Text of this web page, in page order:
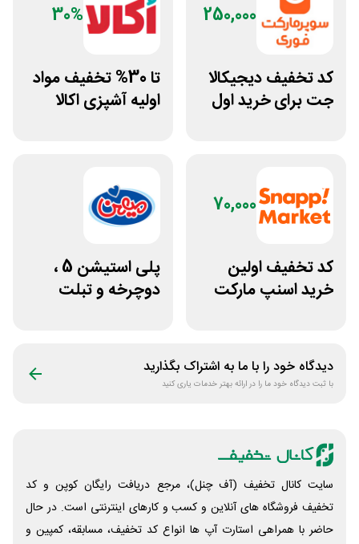
250,000
کد تخفیف دیجیکالا
جت برای خرید اول
30%
تا 30% تخفیف مواد
اولیه آشپزی اکالا
70,000
کد تخفیف اولین
خرید اسنپ مارکت
پلی استیشن 5 ،
دوچرخه و تبلت
دیدگاه خود را با ما به اشتراک بگذارید
با ثبت دیدگاه خود ما را در ارائه بهتر خدمات یاری کنید
سایت کانال تخفیف (آف چنل)، مرجع دریافت رایگان کوپن و کد
تخفیف فروشگاه های آنلاین و کسب و‌ کارهای اینترنتی است. در حال
حاضر با همراهی استارت آپ ها انواع کد تخفیف، مسابقه، کمپین و